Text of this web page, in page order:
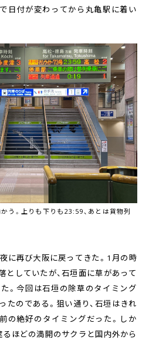
日付が変わってから丸亀駅に着い
。上りも下りも23:59、あとは貨物列
に再び大阪に戻ってきた。1月の時
としていたが、石垣面に草があって
。今回は石垣の除草のタイミング
たのである。狙い通り、石垣はきれ
の絶好のタイミングだった。しか
るほどの満開のサクラと国内外から